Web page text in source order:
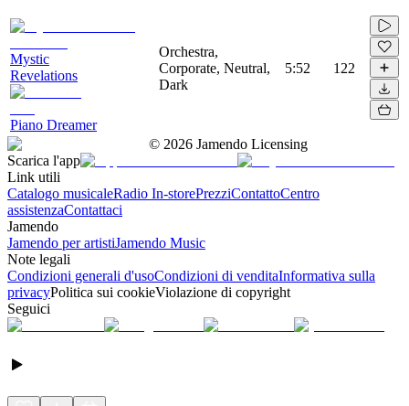
Mystic
Revelations
Piano Dreamer
Orchestra,
Corporate, Neutral,
Dark
5:52 122
© 2026 Jamendo Licensing
Scarica l'app
Link utili
Catalogo musicaleRadio In-storePrezziContattoCentro
assistenzaContattaci
Jamendo
Jamendo per artistiJamendo Music
Note legali
Condizioni generali d'usoCondizioni di venditaInformativa sulla
privacyPolitica sui cookieViolazione di copyright
Seguici